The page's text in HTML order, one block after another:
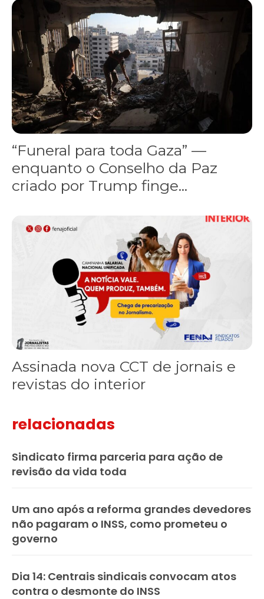
“Funeral para toda Gaza” — enquanto o Conselho da Paz
“Funeral para toda Gaza” —
enquanto o Conselho da Paz
criado por Trump finge...
Assinada nova CCT de jornais e revistas do interior
Assinada nova CCT de jornais e
revistas do interior
relacionadas
Sindicato firma parceria para ação de
revisão da vida toda
Um ano após a reforma grandes devedores
não pagaram o INSS, como prometeu o
governo
Dia 14: Centrais sindicais convocam atos
contra o desmonte do INSS